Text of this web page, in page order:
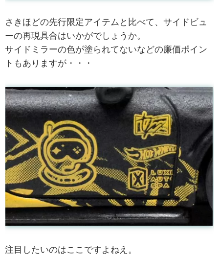
さきほどの先行限定アイテムと比べて、サイドビュ
ーの再現具合はいかがでしょうか。
サイドミラーの色が塗られてないなどの廉価ポイン
トもありますが・・・
注目したいのはここですよねえ。